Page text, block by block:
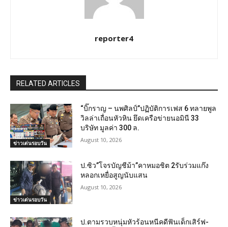
reporter4
RELATED ARTICLES
ข่าวเด่นรอบวัน
“บิ๊กราญ – นพศิลป์”ปฏิบัติการเฟส 6 ทลายพูล
วิลล่าเถื่อนหัวหิน ยึดเครือข่ายนอมินี 33
บริษัท มูลค่า 300 ล.
August 10, 2026
ข่าวเด่นรอบวัน
ป.ซิว”โจรบัญชีม้า”คาหมอชิต 2รับร่วมแก๊ง
หลอกเหยื่อสูญนับแสน
August 10, 2026
ป.ตามรวบหนุ่มหัวร้อนหนีคดีฟันเด็กเสิร์ฟ-